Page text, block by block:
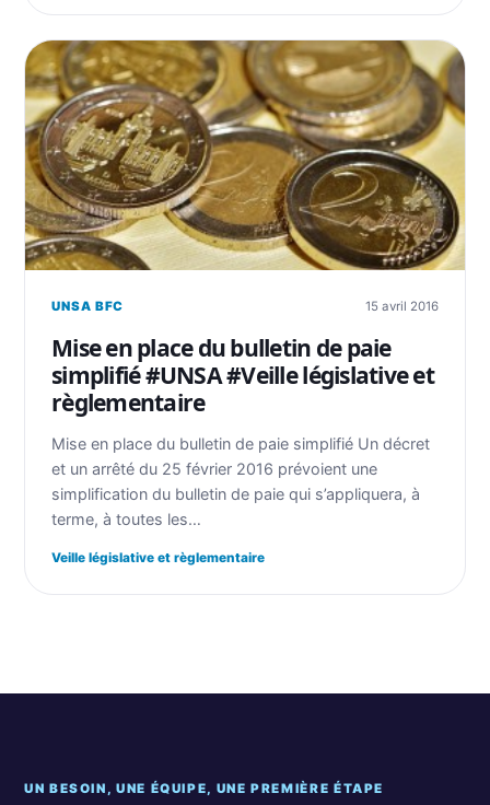
UNSA BFC 15 avril 2016
Mise en place du bulletin de paie
simplifié #UNSA #Veille législative et
règlementaire
Mise en place du bulletin de paie simplifié Un décret
et un arrêté du 25 février 2016 prévoient une
simplification du bulletin de paie qui s’appliquera, à
terme, à toutes les…
Veille législative et règlementaire
UN BESOIN, UNE ÉQUIPE, UNE PREMIÈRE ÉTAPE